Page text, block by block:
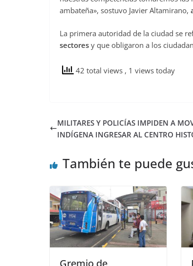
ambateña», sostuvo Javier Altamirano,
La primera autoridad de la ciudad se
sectores y que obligaron a los
42 total views , 1 views today
MILITARES Y POLICÍAS IMPIDEN A
INDÍGENA INGRESAR AL CENTRO
También te puede